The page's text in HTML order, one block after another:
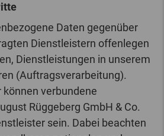
Daten gegenüber
Dienstleistern offenlegen
Dienstleistungen in unserem
(Auftragsverarbeitung).
verbundene
Rüggeberg GmbH & Co.
sein. Dabei beachten